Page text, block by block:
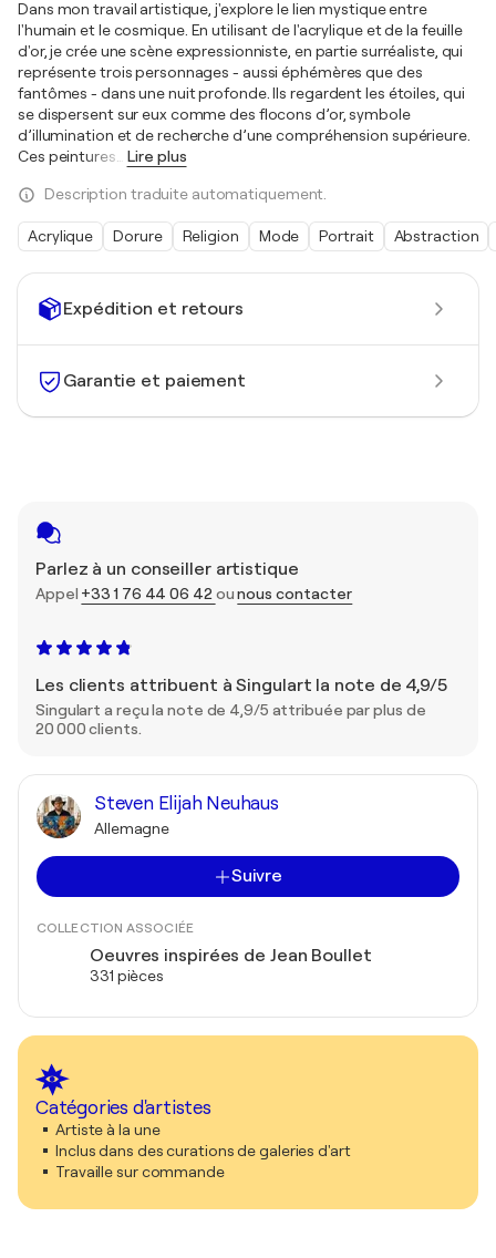
Expédition et retours
Garantie et paiement
Parlez à un conseiller artistique
Appel +33 1 76 44 06 42 ounous contacter
Les clients attribuent à Singulart la note de 4,9/5
Singulart a reçu la note de 4,9/5 attribuée par plus de
20 000 clients.
Steven Elijah Neuhaus
Allemagne
Suivre
COLLECTION ASSOCIÉE
Oeuvres inspirées de Jean Boullet
331 pièces
Catégories d'artistes
Artiste à la une
Inclus dans des curations de galeries d'art
Travaille sur commande
Dans mon travail artistique, j'explore le lien mystique entre
l'humain et le cosmique. En utilisant de l'acrylique et de la feuille
d'or, je crée une scène expressionniste, en partie surréaliste, qui
représente trois personnages - aussi éphémères que des
fantômes - dans une nuit profonde. Ils regardent les étoiles, qui
se dispersent sur eux comme des flocons d’or, symbole
d’illumination et de recherche d’une compréhension supérieure.
Ces peintures
Lire plus
Description traduite automatiquement.
Acrylique Dorure Religion Mode Portrait Abstraction